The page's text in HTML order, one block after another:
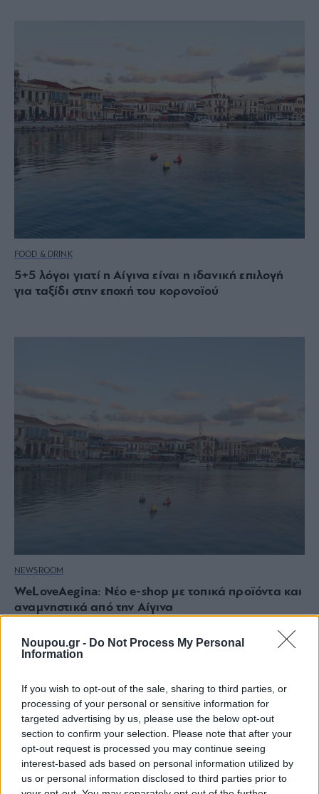
Noupou.gr - Do Not Process My Personal
Information
If you wish to opt-out of the sale, sharing to third parties, or
processing of your personal or sensitive information for
targeted advertising by us, please use the below opt-out
section to confirm your selection. Please note that after your
opt-out request is processed you may continue seeing
interest-based ads based on personal information utilized by
us or personal information disclosed to third parties prior to
FOOD & DRINK
5+5 λόγοι γιατί η Αίγινα είναι η ιδανική επιλογή
για ταξίδι στην εποχή του κορονοϊού
NEWSROOM
WeLoveAegina: Νέο e-shop με τοπικά προϊόντα και
αναμνηστικά από την Αίγινα